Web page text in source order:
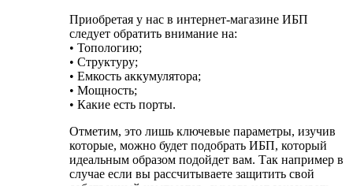
Приобретая у нас в интернет-магазине ИБП
следует обратить внимание на:
• Топологию;
• Структуру;
• Емкость аккумулятора;
• Мощность;
• Какие есть порты.
Отметим, это лишь ключевые параметры, изучив
которые, можно будет подобрать ИБП, который
идеальным образом подойдет вам. Так например в
случае если вы рассчитываете защитить свой